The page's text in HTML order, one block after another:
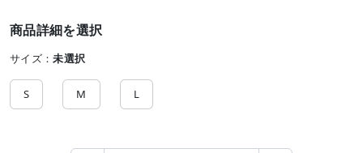
商品詳細を選択
サイズ：未選択
S M L